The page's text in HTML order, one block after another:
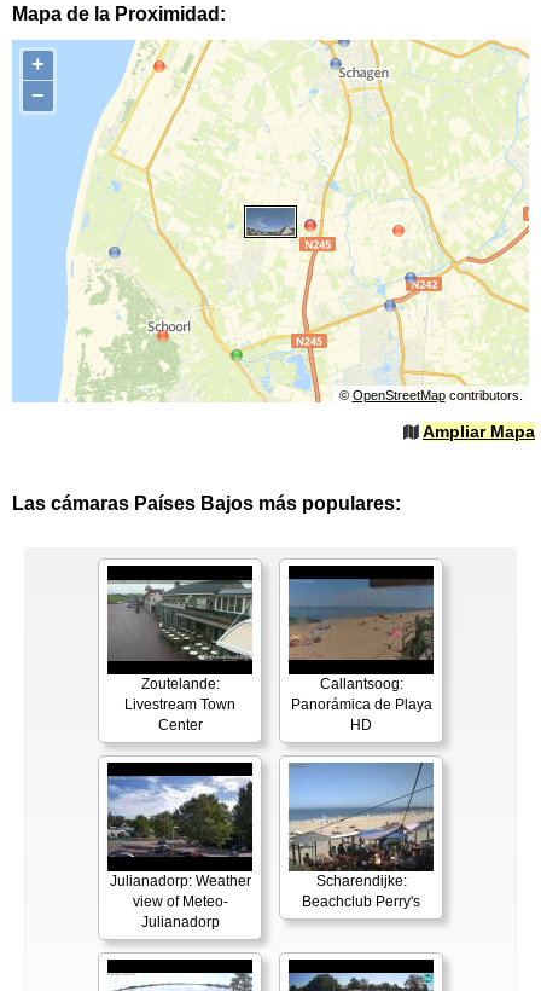
Mapa de la Proximidad:
+
−
© OpenStreetMapcontributors.
Ampliar Mapa
Las cámaras Países Bajos más populares:
Zoutelande:
Livestream Town
Center
Callantsoog:
Panorámica de Playa
HD
Julianadorp: Weather
view of Meteo-
Julianadorp
Scharendijke:
Beachclub Perry's